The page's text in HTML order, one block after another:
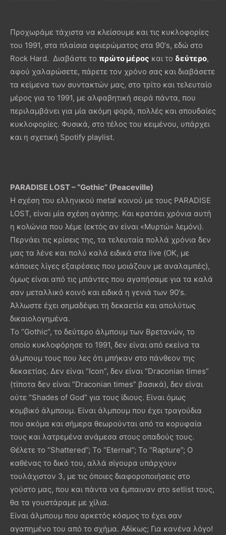
Προχωράμε τάχιστα να κλείσουμε και τις κυκλοφορίες
του 1991, στα πλαίσια αφιερώματος στα 90’s, εδώ στο
Rock Hard. Διαβάστε το πρώτο μέρος και το δεύτερο,
αφού χαλαρώσετε, πάρετε τον χρόνο σας και διαβάσετε
τα κείμενα των συντακτών μας, στο τρίτο και τελευταίο
μέρος για το 1991, με αλφαβητική σειρά πάντα, που
περιλαμβάνει για μία ακόμη φορά, πολλές και σπουδαίες
κυκλοφορίες. Φυσικά, στο τέλος του κειμένου, υπάρχει
και η σχετική Spotify playlist.
PARADISE LOST – “Gothic” (Peaceville)
Η σχέση του ελληνικού metal κοινού με τους PARADISE
LOST, είναι μία σχέση αγάπης. Και κρατάει χρόνια αυτή
η κολώνια που λέμε (εκτός αν είναι «Μυρτώ» λεμόνι).
Περνάει τις κρίσεις της, τα τελευταία πολλά χρόνια δεν
μας τα λένε και πολύ καλά ειδικά στα live (ΟΚ, με
κάποιες λίγες εξαιρέσεις που μοιάζουν με αναλαμπές),
όμως είναι από τις μπάντες που αγαπήσαμε για τα καλά
σαν μεταλλικό κοινό και ειδικά η γενιά των 90’s.
Άλλωστε έχει σημαδέψει τη δεκαετία και απολύτως
δικαιολογημένα.
Το “Gothic”, το δεύτερο άλμπουμ των Βρετανών, το
οποίο κυκλοφόρησε το 1991, δεν είναι από εκείνα τα
άλμπουμ τους που λες ότι μπήκαν στο πάνθεον της
δεκαετίας. Δεν είναι “Icon”, δεν είναι “Draconian times”
(τίποτα δεν είναι “Draconian times” βασικά), δεν είναι
ούτε “Shades of God” για τους ίδιους. Είναι όμως
κομβικό άλμπουμ. Είναι άλμπουμ που έχει τραγούδια
που ακόμα και σήμερα θεωρούνται από τα κορυφαία
τους και λατρεμένα ανάμεσα στους οπαδούς τους.
Θέλετε το “Shattered”; Το “Eternal”; To “Rapture”; Ο
καθένας το δικό του, αλλά σίγουρα υπάρχουν
τουλάχιστον 3, με τις όποιες διαφοροποιήσεις στο
γούστο μας, που και πάντα να έμπαιναν στο setlist τους,
θα τα γουστάραμε με χίλια.
Είναι άλμπουμ που αρκετός κόσμος το έχει σαν
αγαπημένο του από το σχήμα. Αδίκως; Για κανένα λόγο!